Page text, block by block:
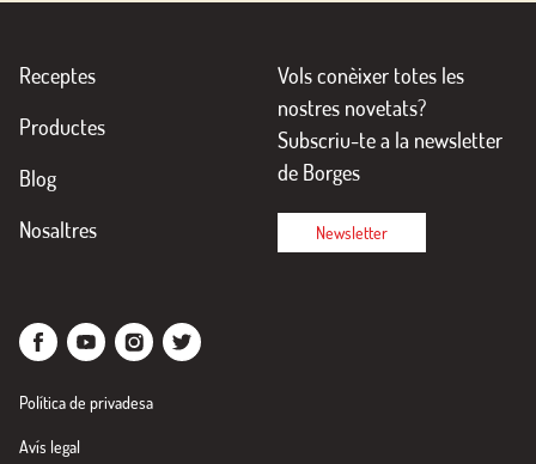
Receptes
Productes
Blog
Nosaltres
Vols conèixer totes les
nostres novetats?
Subscriu-te a la newsletter
de Borges
Newsletter
Política de privadesa
Avís legal